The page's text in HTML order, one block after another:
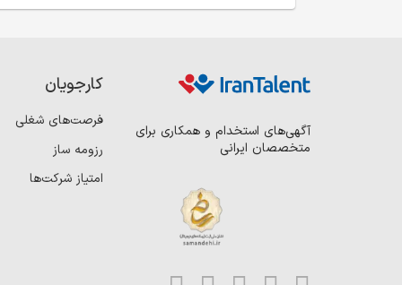
آگهی‌های استخدام و همکاری برای
متخصصان ایرانی
کارجویان
فرصت‌های شغلی
رزومه ساز
امتیاز شرکت‌ها